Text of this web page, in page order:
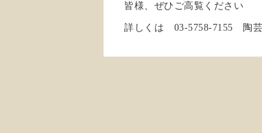
皆様、ぜひご高覧ください
詳しくは 03-5758-7155 陶芸